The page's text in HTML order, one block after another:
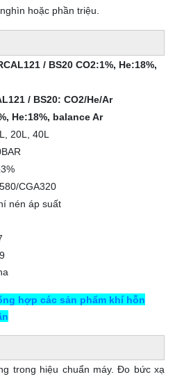
hoặc phần triệu.
/ BS20 CO2:1%, He:18%,
/ BS20: CO2/He/Ar
He:18%, balance Ar
20L, 40L
CGA320
nén áp suất
hợp các sản phẩm khí hỗn
trong hiệu chuẩn máy. Đo bức xạ